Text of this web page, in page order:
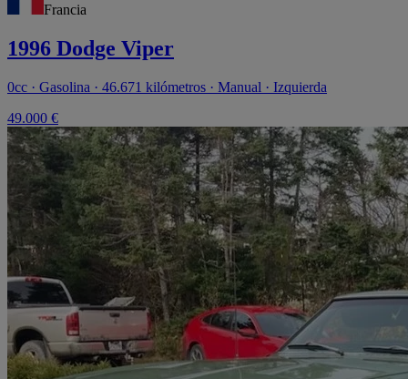
Francia
1996 Dodge Viper
0cc · Gasolina · 46.671 kilómetros · Manual · Izquierda
49.000 €